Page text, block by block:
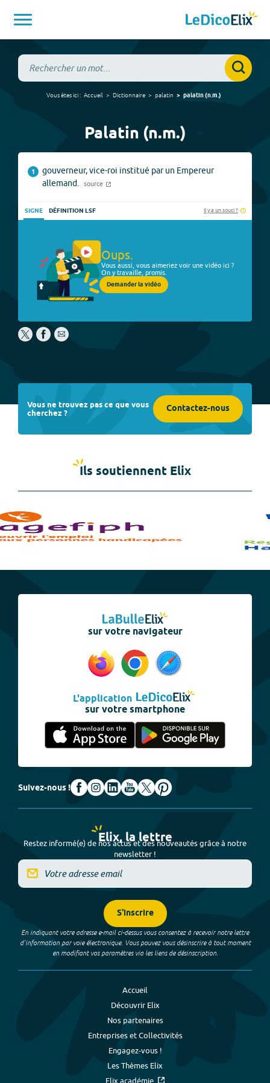
Vous êtes ici : Accueil Dictionnaire palatin palatin(n.m.)
Palatin (n.m.)
1
gouverneur, vice-roi institué par un Empereur
allemand.
source
SIGNE DÉFINITION LSF Il y a un souci ?
Oups.
Vous aussi, vous aimeriez voir une vidéo ici ?
On y travaille, promis.
Demander la vidéo
Vous ne trouvez pas ce que vous
cherchez ? Contactez-nous
Ils soutiennent Elix
sur votre navigateur
L'application
sur votre smartphone
Suivez-nous !
Elix, la lettre
Restez informé(e) de nos actus et des nouveautés grâce à notre
newsletter !
S'inscrire
En indiquant votre adresse e-mail ci-dessus vous consentez à recevoir notre lettre
d’information par voie électronique. Vous pouvez vous désinscrire à tout moment
en modifiant vos paramètres via les liens de désinscription.
Accueil
Découvrir Elix
Nos partenaires
Entreprises et Collectivités
Engagez-vous !
Les Thèmes Elix
Elix académie